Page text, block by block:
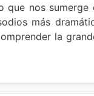
nos
más
la